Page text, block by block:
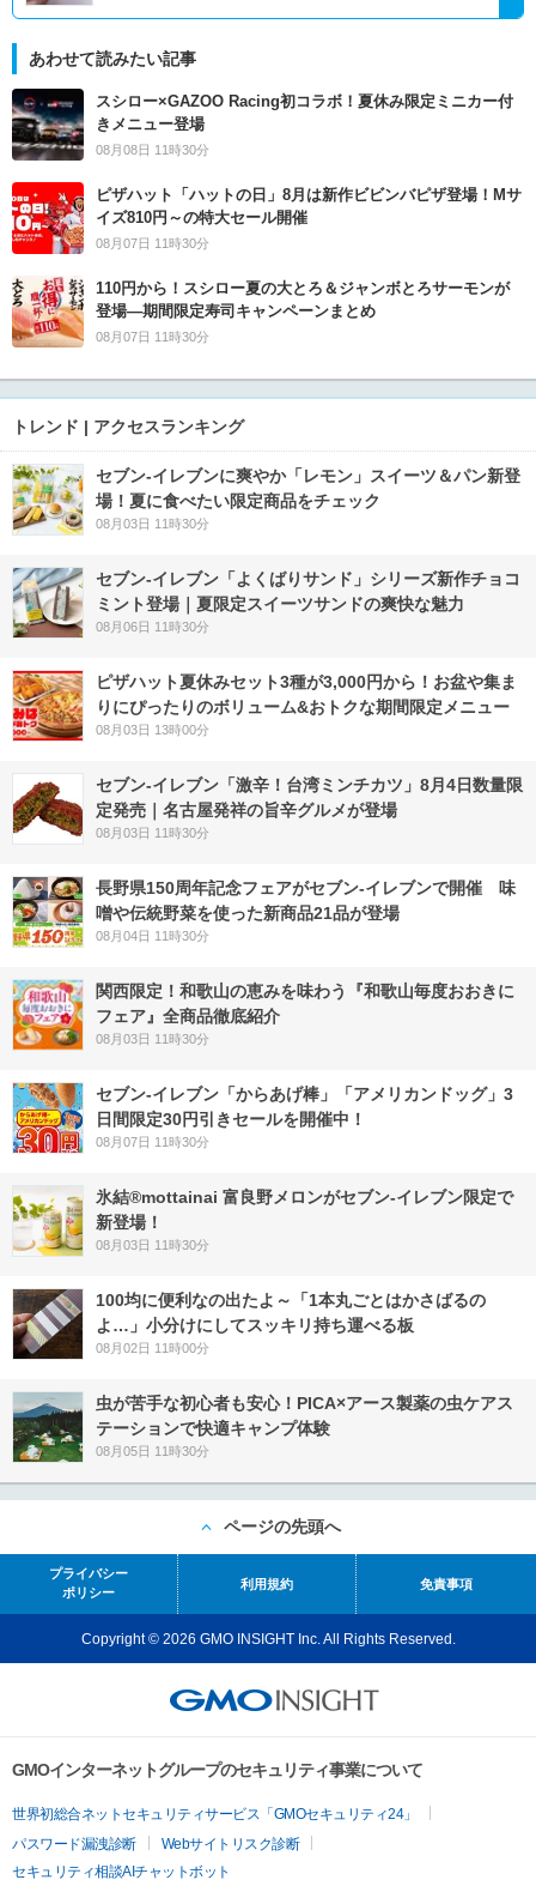
あわせて読みたい記事
スシロー×GAZOO Racing初コラボ！夏休み限定ミニカー付
きメニュー登場
08月08日 11時30分
ピザハット「ハットの日」8月は新作ビビンバピザ登場！Mサ
イズ810円～の特大セール開催
08月07日 11時30分
110円から！スシロー夏の大とろ＆ジャンボとろサーモンが
登場―期間限定寿司キャンペーンまとめ
08月07日 11時30分
トレンド | アクセスランキング
セブン‐イレブンに爽やか「レモン」スイーツ＆パン新登
場！夏に食べたい限定商品をチェック
08月03日 11時30分
セブン‐イレブン「よくばりサンド」シリーズ新作チョコ
ミント登場｜夏限定スイーツサンドの爽快な魅力
08月06日 11時30分
ピザハット夏休みセット3種が3,000円から！お盆や集ま
りにぴったりのボリューム&おトクな期間限定メニュー
08月03日 13時00分
セブン-イレブン「激辛！台湾ミンチカツ」8月4日数量限
定発売｜名古屋発祥の旨辛グルメが登場
08月03日 11時30分
長野県150周年記念フェアがセブン-イレブンで開催 味
噌や伝統野菜を使った新商品21品が登場
08月04日 11時30分
関西限定！和歌山の恵みを味わう『和歌山毎度おおきに
フェア』全商品徹底紹介
08月03日 11時30分
セブン‐イレブン「からあげ棒」「アメリカンドッグ」3
日間限定30円引きセールを開催中！
08月07日 11時30分
氷結®mottainai 富良野メロンがセブン‐イレブン限定で
新登場！
08月03日 11時30分
100均に便利なの出たよ～「1本丸ごとはかさばるの
よ…」小分けにしてスッキリ持ち運べる板
08月02日 11時00分
虫が苦手な初心者も安心！PICA×アース製薬の虫ケアス
テーションで快適キャンプ体験
08月05日 11時30分
ページの先頭へ
プライバシー
ポリシー
利用規約 免責事項
Copyright © 2026 GMO INSIGHT Inc. All Rights Reserved.
GMOインターネットグループのセキュリティ事業について
世界初総合ネットセキュリティサービス「GMOセキュリティ24」
パスワード漏洩診断
Webサイトリスク診断
セキュリティ相談AIチャットボット